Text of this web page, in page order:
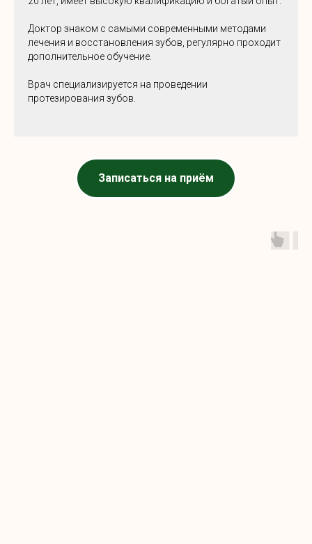
Доктор знаком с самыми современными методами
лечения и восстановления зубов, регулярно проходит
дополнительное обучение.
Врач специализируется на проведении
протезирования зубов.
Записаться на приём